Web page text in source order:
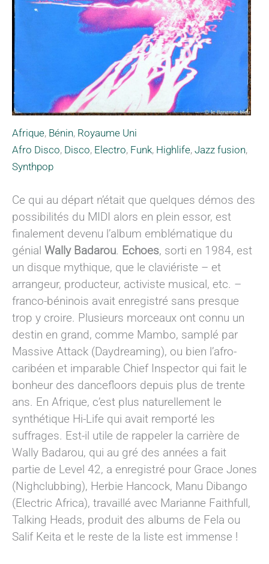
Afrique, Bénin, Royaume Uni
Afro Disco, Disco, Electro, Funk, Highlife, Jazz fusion,
Synthpop
Ce qui au départ n’était que quelques démos des
possibilités du MIDI alors en plein essor, est
finalement devenu l’album emblématique du
génial Wally Badarou. Echoes, sorti en 1984, est
un disque mythique, que le claviériste – et
arrangeur, producteur, activiste musical, etc. –
franco-béninois avait enregistré sans presque
trop y croire. Plusieurs morceaux ont connu un
destin en grand, comme Mambo, samplé par
Massive Attack (Daydreaming), ou bien l’afro-
caribéen et imparable Chief Inspector qui fait le
bonheur des dancefloors depuis plus de trente
ans. En Afrique, c’est plus naturellement le
synthétique Hi-Life qui avait remporté les
suffrages. Est-il utile de rappeler la carrière de
Wally Badarou, qui au gré des années a fait
partie de Level 42, a enregistré pour Grace Jones
(Nighclubbing), Herbie Hancock, Manu Dibango
(Electric Africa), travaillé avec Marianne Faithfull,
Talking Heads, produit des albums de Fela ou
Salif Keita et le reste de la liste est immense !